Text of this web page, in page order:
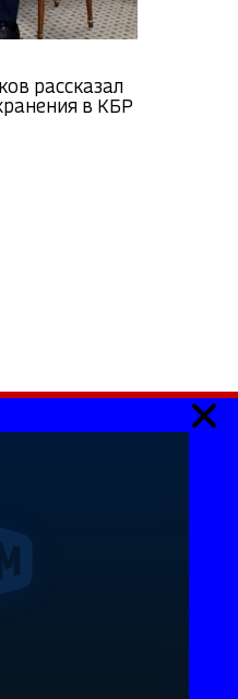
рассказал
в КБР
Интернет-
77-59166 от
и
"Россия" -
электронной
36-33. Все права
с
16 лет (16+).